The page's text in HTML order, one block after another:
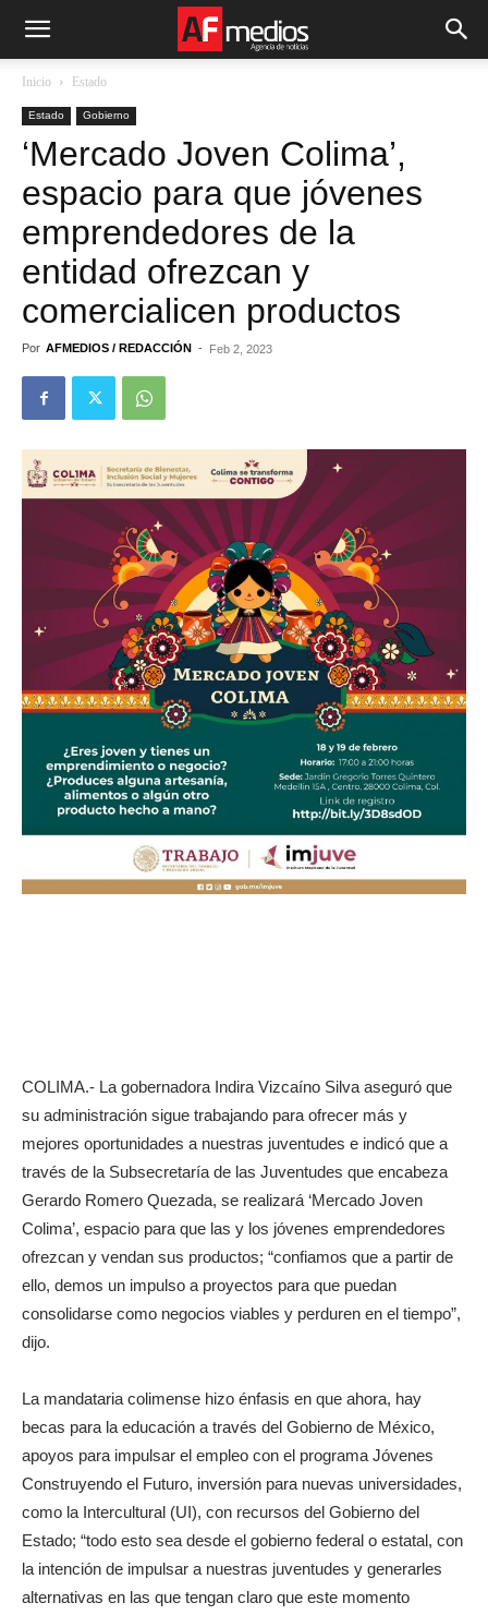
Inicio Estado
Estado Gobierno
‘Mercado Joven Colima’,
espacio para que jóvenes
emprendedores de la
entidad ofrezcan y
comercialicen productos
Por AFMEDIOS / REDACCIÓN - Feb 2, 2023
COLIMA.- La gobernadora Indira Vizcaíno Silva aseguró que
su administración sigue trabajando para ofrecer más y
mejores oportunidades a nuestras juventudes e indicó que a
través de la Subsecretaría de las Juventudes que encabeza
Gerardo Romero Quezada, se realizará ‘Mercado Joven
Colima’, espacio para que las y los jóvenes emprendedores
ofrezcan y vendan sus productos; “confiamos que a partir de
ello, demos un impulso a proyectos para que puedan
consolidarse como negocios viables y perduren en el tiempo”,
dijo.
La mandataria colimense hizo énfasis en que ahora, hay
becas para la educación a través del Gobierno de México,
apoyos para impulsar el empleo con el programa Jóvenes
Construyendo el Futuro, inversión para nuevas universidades,
como la Intercultural (UI), con recursos del Gobierno del
Estado; “todo esto sea desde el gobierno federal o estatal, con
la intención de impulsar a nuestras juventudes y generarles
alternativas en las que tengan claro que este momento